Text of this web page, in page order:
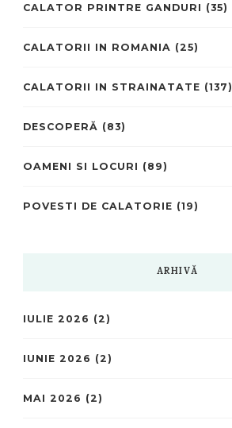
CALATOR PRINTRE GANDURI (35)
CALATORII IN ROMANIA (25)
CALATORII IN STRAINATATE (137)
DESCOPERĂ (83)
OAMENI SI LOCURI (89)
POVESTI DE CALATORIE (19)
ARHIVĂ
IULIE 2026 (2)
IUNIE 2026 (2)
MAI 2026 (2)